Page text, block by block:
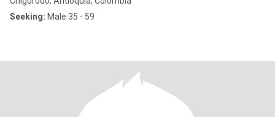
Seeking: Male 35 - 59